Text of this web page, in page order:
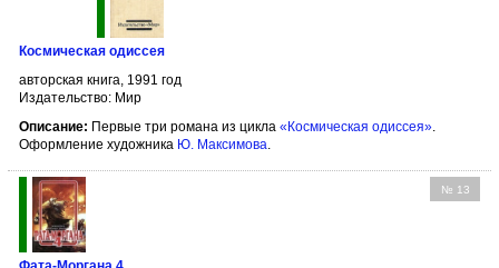
Космическая одиссея
авторская книга, 1991 год
Издательство: Мир
Описание: Первые три романа из цикла «Космическая одиссея»
Оформление художника Ю. Максимова
№ 13